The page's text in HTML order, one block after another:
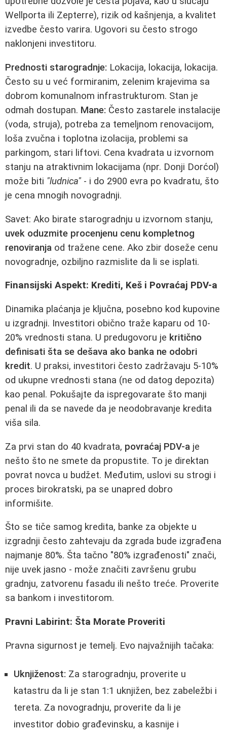
Wellporta ili Zepterre), rizik od kašnjenja, a kvalitet
izvedbe često varira. Ugovori su često strogo
naklonjeni investitoru.
Prednosti starogradnje: Lokacija, lokacija, lokacija.
Često su u već formiranim, zelenim krajevima sa
dobrom komunalnom infrastrukturom. Stan je
odmah dostupan. Mane: Često zastarele instalacije
(voda, struja), potreba za temeljnom renovacijom,
loša zvučna i toplotna izolacija, problemi sa
parkingom, stari liftovi. Cena kvadrata u izvornom
stanju na atraktivnim lokacijama (npr. Donji Dorćol)
može biti "ludnica" - i do 2900 evra po kvadratu, što
je cena mnogih novogradnji.
Savet: Ako birate starogradnju u izvornom stanju,
uvek oduzmite procenjenu cenu kompletnog
renoviranja od tražene cene. Ako zbir doseže cenu
novogradnje, ozbiljno razmislite da li se isplati.
Finansijski Aspekt: Krediti, Keš i Povraćaj PDV-a
Dinamika plaćanja je ključna, posebno kod kupovine
u izgradnji. Investitori obično traže kaparu od 10-
20% vrednosti stana. U predugovoru je kritično
definisati šta se dešava ako banka ne odobri
kredit. U praksi, investitori često zadržavaju 5-10%
od ukupne vrednosti stana (ne od datog depozita)
kao penal. Pokušajte da ispregovarate što manji
penal ili da se navede da je neodobravanje kredita
viša sila.
Za prvi stan do 40 kvadrata, povraćaj PDV-a je
nešto što ne smete da propustite. To je direktan
povrat novca u budžet. Međutim, uslovi su strogi i
proces birokratski, pa se unapred dobro
informišite.
Što se tiče samog kredita, banke za objekte u
izgradnji često zahtevaju da zgrada bude izgrađena
najmanje 80%. Šta tačno "80% izgrađenosti" znači,
nije uvek jasno - može značiti završenu grubu
gradnju, zatvorenu fasadu ili nešto treće. Proverite
sa bankom i investitorom.
Pravni Labirint: Šta Morate Proveriti
Pravna sigurnost je temelj. Evo najvažnijih tačaka:
Uknjiženost: Za starogradnju, proverite u
katastru da li je stan 1:1 uknjižen, bez zabeležbi i
tereta. Za novogradnju, proverite da li je
investitor dobio građevinsku, a kasnije i